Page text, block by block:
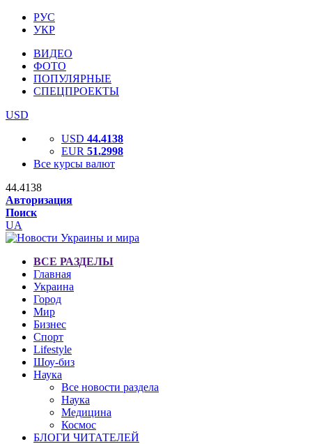
РУС
УКР
ВИДЕО
ФОТО
ПОПУЛЯРНЫЕ
СПЕЦПРОЕКТЫ
USD
USD 44.4138
EUR 51.2998
Все курсы валют
44.4138
Авторизация
Поиск
UA
ВСЕ РАЗДЕЛЫ
Главная
Украина
Город
Мир
Бизнес
Спорт
Lifestyle
Шоу-биз
Наука
Все новости раздела
Наука
Медицина
Космос
БЛОГИ ЧИТАТЕЛЕЙ